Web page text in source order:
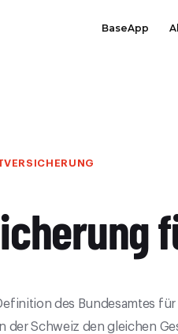
BaseApp
des Bundesamtes
der Schweiz den gleichen